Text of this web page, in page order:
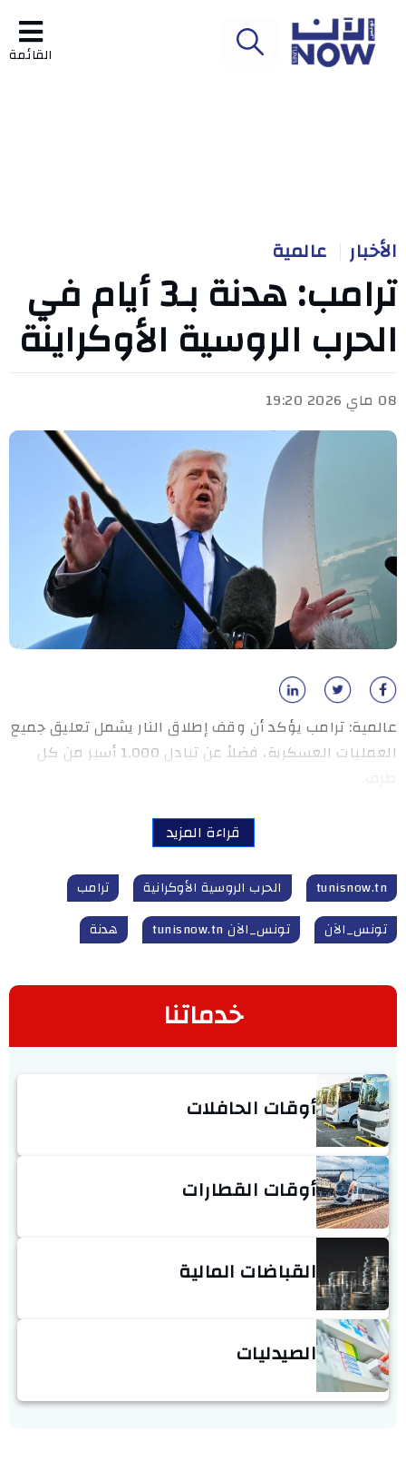
القائمة
الأخبار عالمية
ترامب: هدنة بـ3 أيام في
الحرب الروسية الأوكراينة
08 ماي 2026 19:20
عالمية: ترامب يؤكد أن وقف إطلاق النار يشمل تعليق جميع
العمليات العسكرية، فضلاً عن تبادل 1,000 أسير من كل
قراءة المزيد
tunisnow.tn الحرب الروسية الأوكرانية
ترامب
تونس_الآن
تونس_الآن tunisnow.tn هدنة
خدماتنا
أوقات الحافلات
أوقات القطارات
القباضات المالية
الصيدليات